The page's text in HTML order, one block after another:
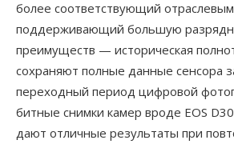
более соответствующий
поддерживающий большую
преимуществ — историческая
сохраняют полные данные сенсора
переходный период цифровой
битные снимки камер вроде EOS
дают отличные результаты при